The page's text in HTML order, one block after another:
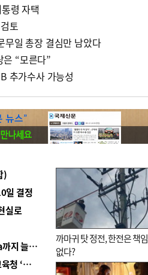
령 자택
토
일 총장 결심만 남았다
“모른다”
추가수사 가능성
)
일 결정
실로
■ 경남 농정 비전 ‘잘 사는 농촌’…스마트팜 1000㏊까지 늘린다
■ 교육혁신선도지 공모 코앞인데…구·군 난색에 교육청 ‘쩔쩔’
까마귀 탓 정전, 한전은 책임
없다?